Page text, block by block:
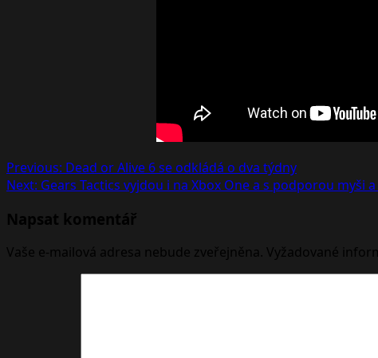
Post
navigation
Previous: Dead or Alive 6 se odkládá o dva týdny
Next: Gears Tactics vyjdou i na Xbox One a s podporou myši
Napsat komentář
Vaše e-mailová adresa nebude zveřejněna. Vyžadované